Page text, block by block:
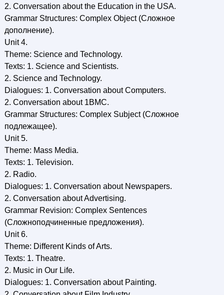
2. Conversation about the Education in the USA.
Grammar Structures: Complex Object (Сложное
дополнение).
Unit 4.
Theme: Science and Technology.
Texts: 1. Science and Scientists.
2. Science and Technology.
Dialogues: 1. Conversation about Computers.
2. Conversation about 1BMC.
Grammar Structures: Complex Subject (Сложное
подлежащее).
Unit 5.
Theme: Mass Media.
Texts: 1. Television.
2. Radio.
Dialogues: 1. Conversation about Newspapers.
2. Conversation about Advertising.
Grammar Revision: Complex Sentences
(Сложноподчиненные предложения).
Unit 6.
Theme: Different Kinds of Arts.
Texts: 1. Theatre.
2. Music in Our Life.
Dialogues: 1. Conversation about Painting.